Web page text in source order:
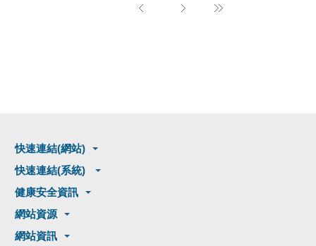
快速連結(網站)
快速連結(系統)
健康安全資訊
網站資源
網站資訊